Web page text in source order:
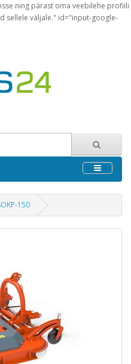
ning pärast oma veebilehe profiili
sellele väljale." id="input-google-
150